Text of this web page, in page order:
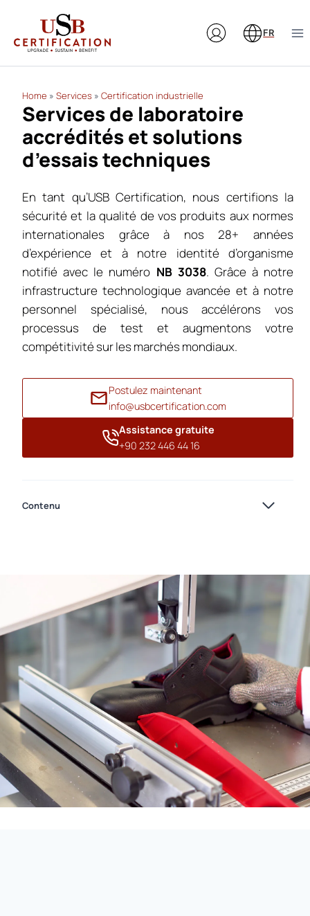
contenu
FR
Home » Services » Certification industrielle
Services de laboratoire
accrédités et solutions
d’essais techniques
En tant qu’USB Certification, nous certifions la
sécurité et la qualité de vos produits aux normes
internationales grâce à nos 28+ années
d’expérience et à notre identité d’organisme
notifié avec le numéro NB 3038. Grâce à notre
infrastructure technologique avancée et à notre
personnel spécialisé, nous accélérons vos
processus de test et augmentons votre
compétitivité sur les marchés mondiaux.
Postulez maintenant
info@usbcertification.com
Assistance gratuite
+90 232 446 44 16
Contenu